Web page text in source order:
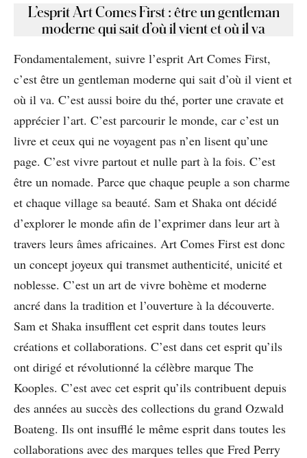
L’esprit Art Comes First : être un gentleman
moderne qui sait d’où il vient et où il va
Fondamentalement, suivre l’esprit Art Comes First,
c’est être un gentleman moderne qui sait d’où il vient et
où il va. C’est aussi boire du thé, porter une cravate et
apprécier l’art. C’est parcourir le monde, car c’est un
livre et ceux qui ne voyagent pas n’en lisent qu’une
page. C’est vivre partout et nulle part à la fois. C’est
être un nomade. Parce que chaque peuple a son charme
et chaque village sa beauté. Sam et Shaka ont décidé
d’explorer le monde afin de l’exprimer dans leur art à
travers leurs âmes africaines. Art Comes First est donc
un concept joyeux qui transmet authenticité, unicité et
noblesse. C’est un art de vivre bohème et moderne
ancré dans la tradition et l’ouverture à la découverte.
Sam et Shaka insufflent cet esprit dans toutes leurs
créations et collaborations. C’est dans cet esprit qu’ils
ont dirigé et révolutionné la célèbre marque The
Kooples. C’est avec cet esprit qu’ils contribuent depuis
des années au succès des collections du grand Ozwald
Boateng. Ils ont insufflé le même esprit dans toutes les
collaborations avec des marques telles que Fred Perry